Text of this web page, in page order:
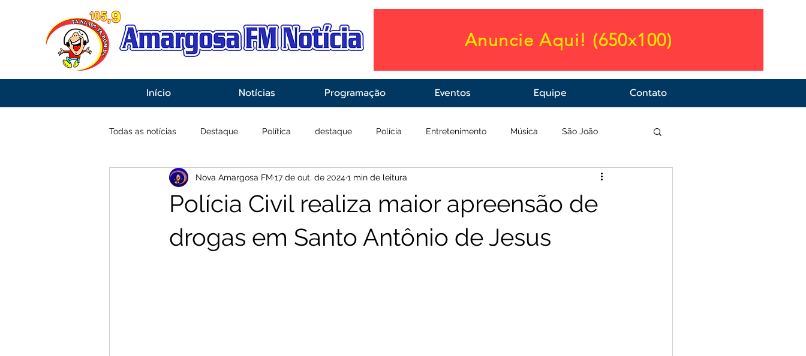
Anuncie Aqui! (650x100)
Início Notícias Programação Eventos Equipe Contato
Todas as notícias Destaque Política destaque Polícia Entretenimento Música São João
Economia Esportes Infraestrutura Saúde
Polícia Civil realiza maior apreensão de
drogas em Santo Antônio de Jesus
Nova Amargosa FM 17 de out. de 20241 min de leitura